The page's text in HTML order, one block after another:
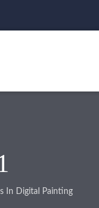
In Digital Painting